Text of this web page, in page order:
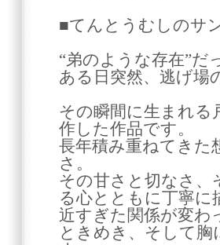
■てんとうむしのサ
“弟のような存在”だ
ある日突然、逃げ
その瞬間に生まれる
作した作品です。
長年積み重ねてきた
さ。
その甘さと切なさ、
る心とともに丁寧に
近すぎた関係が変わ
ときめき、そして